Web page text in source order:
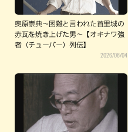
奥原崇典～困難と言われた首里城の
赤瓦を焼き上げた男～【オキナワ強
者（チューバー）列伝】
2026/08/04